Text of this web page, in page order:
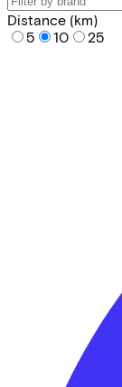
Distance (km)
5
10 25